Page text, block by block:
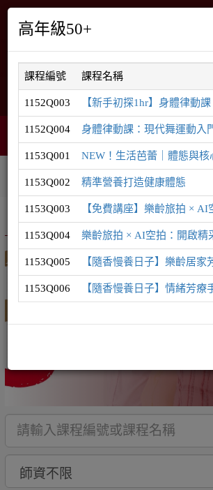
English 網站導覽
購物車 0
智能客服
課程系列
相關連結
推廣課程 樂齡 / 50無限
樂齡 / 50無限
高年級50+
高年級50+
課程編號 課程名稱
1152Q003 【新手初探1hr】身體律動
1152Q004 身體律動課：現代舞運動入
1153Q001 NEW！生活芭蕾｜體態與核
1153Q002 精準營養打造健康體態
1153Q003 【免費講座】樂齡旅拍 ×
1153Q004 樂齡旅拍 × AI空拍：開啟精
1153Q005 【隨香慢養日子】樂齡居家
1153Q006 【隨香慢養日子】情緒芳療